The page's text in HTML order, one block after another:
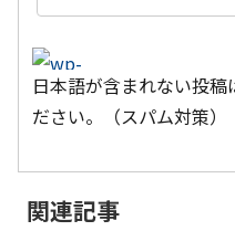
日本語が含まれない投稿
ださい。（スパム対策）
関連記事